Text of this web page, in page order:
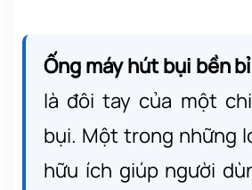
Ống máy hút bụi bền bỉ
là đôi tay của một
bụi. Một trong những
hữu ích giúp người